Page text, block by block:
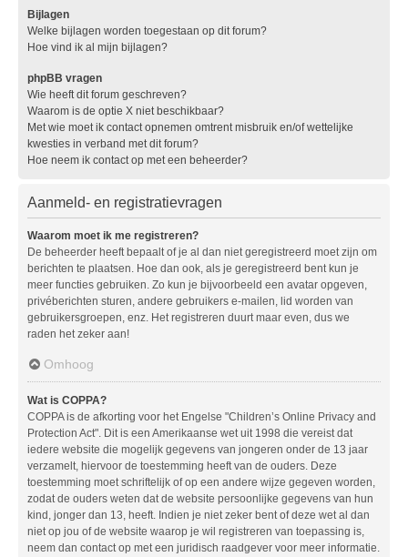
Bijlagen
Welke bijlagen worden toegestaan op dit forum?
Hoe vind ik al mijn bijlagen?
phpBB vragen
Wie heeft dit forum geschreven?
Waarom is de optie X niet beschikbaar?
Met wie moet ik contact opnemen omtrent misbruik en/of wettelijke
kwesties in verband met dit forum?
Hoe neem ik contact op met een beheerder?
Aanmeld- en registratievragen
Waarom moet ik me registreren?
De beheerder heeft bepaalt of je al dan niet geregistreerd moet zijn om
berichten te plaatsen. Hoe dan ook, als je geregistreerd bent kun je
meer functies gebruiken. Zo kun je bijvoorbeeld een avatar opgeven,
privéberichten sturen, andere gebruikers e-mailen, lid worden van
gebruikersgroepen, enz. Het registreren duurt maar even, dus we
raden het zeker aan!
Omhoog
Wat is COPPA?
COPPA is de afkorting voor het Engelse "Children’s Online Privacy and
Protection Act". Dit is een Amerikaanse wet uit 1998 die vereist dat
iedere website die mogelijk gegevens van jongeren onder de 13 jaar
verzamelt, hiervoor de toestemming heeft van de ouders. Deze
toestemming moet schriftelijk of op een andere wijze gegeven worden,
zodat de ouders weten dat de website persoonlijke gegevens van hun
kind, jonger dan 13, heeft. Indien je niet zeker bent of deze wet al dan
niet op jou of de website waarop je wil registreren van toepassing is,
neem dan contact op met een juridisch raadgever voor meer informatie.